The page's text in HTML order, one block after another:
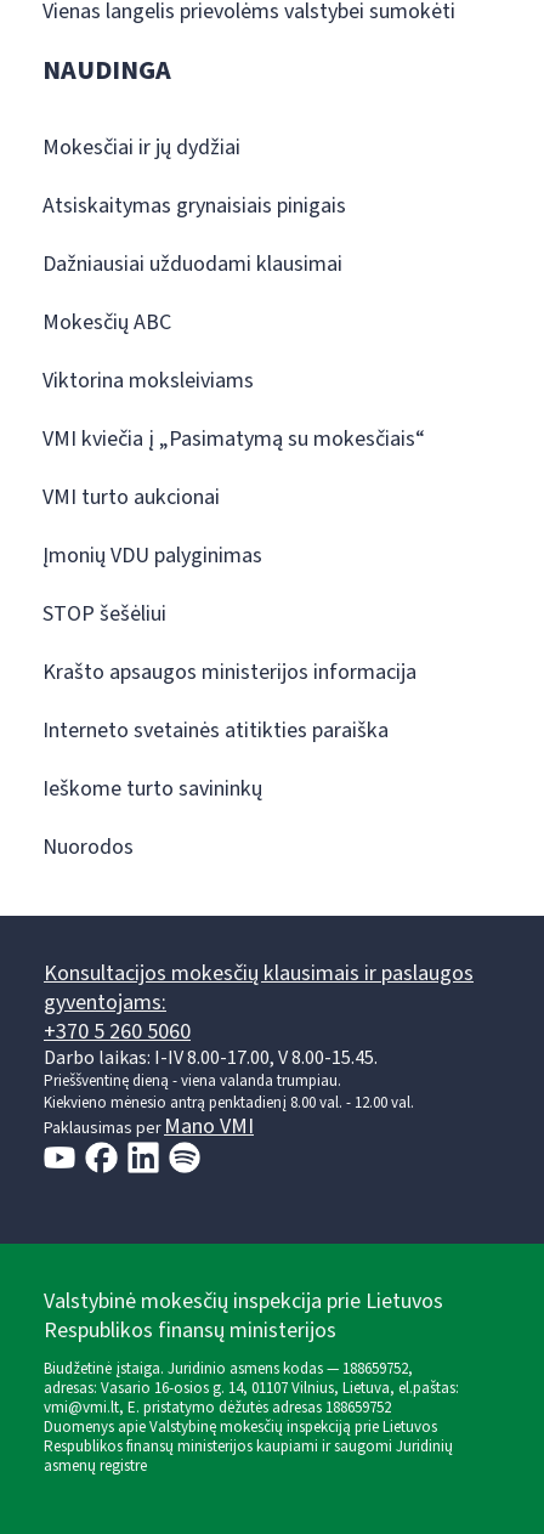
Vienas langelis prievolėms valstybei sumokėti
NAUDINGA
Mokesčiai ir jų dydžiai
Atsiskaitymas grynaisiais pinigais
Dažniausiai užduodami klausimai
Mokesčių ABC
Viktorina moksleiviams
VMI kviečia į „Pasimatymą su mokesčiais“
VMI turto aukcionai
Įmonių VDU palyginimas
STOP šešėliui
Krašto apsaugos ministerijos informacija
Interneto svetainės atitikties paraiška
Ieškome turto savininkų
Nuorodos
Konsultacijos mokesčių klausimais ir paslaugos
gyventojams:
+370 5 260 5060
Darbo laikas: I-IV 8.00-17.00, V 8.00-15.45.
Prieššventinę dieną - viena valanda trumpiau.
Kiekvieno mėnesio antrą penktadienį 8.00 val. - 12.00 val.
Paklausimas perMano VMI
Valstybinė mokesčių inspekcija prie Lietuvos
Respublikos finansų ministerijos
Biudžetinė įstaiga. Juridinio asmens kodas — 188659752,
adresas: Vasario 16-osios g. 14, 01107 Vilnius, Lietuva, el.paštas:
vmi@vmi.lt, E. pristatymo dėžutės adresas 188659752
Duomenys apie Valstybinę mokesčių inspekciją prie Lietuvos
Respublikos finansų ministerijos kaupiami ir saugomi Juridinių
asmenų registre